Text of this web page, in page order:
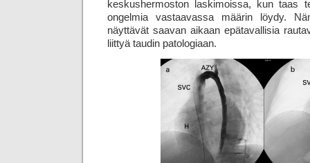
keskushermoston laskimoissa, kun taas
ongelmia vastaavassa määrin löydy.
näyttävät saavan aikaan epätavallisia
liittyä taudin patologiaan.